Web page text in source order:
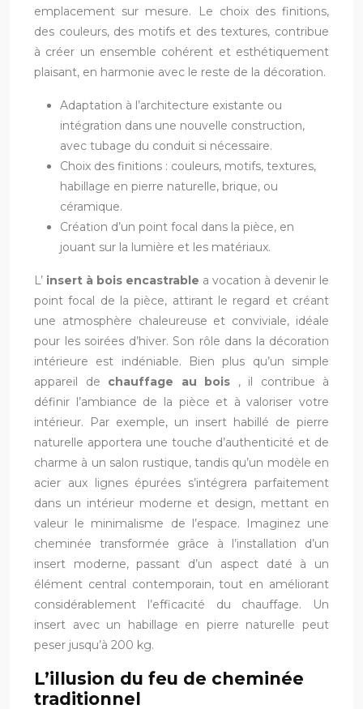
emplacement sur mesure. Le choix des finitions,
des couleurs, des motifs et des textures, contribue
à créer un ensemble cohérent et esthétiquement
plaisant, en harmonie avec le reste de la décoration.
Adaptation à l’architecture existante ou
intégration dans une nouvelle construction,
avec tubage du conduit si nécessaire.
Choix des finitions : couleurs, motifs, textures,
habillage en pierre naturelle, brique, ou
céramique.
Création d’un point focal dans la pièce, en
jouant sur la lumière et les matériaux.
L’ insert à bois encastrable a vocation à devenir le
point focal de la pièce, attirant le regard et créant
une atmosphère chaleureuse et conviviale, idéale
pour les soirées d’hiver. Son rôle dans la décoration
intérieure est indéniable. Bien plus qu’un simple
appareil de chauffage au bois , il contribue à
définir l’ambiance de la pièce et à valoriser votre
intérieur. Par exemple, un insert habillé de pierre
naturelle apportera une touche d’authenticité et de
charme à un salon rustique, tandis qu’un modèle en
acier aux lignes épurées s’intégrera parfaitement
dans un intérieur moderne et design, mettant en
valeur le minimalisme de l’espace. Imaginez une
cheminée transformée grâce à l’installation d’un
insert moderne, passant d’un aspect daté à un
élément central contemporain, tout en améliorant
considérablement l’efficacité du chauffage. Un
insert avec un habillage en pierre naturelle peut
peser jusqu’à 200 kg.
L’illusion du feu de cheminée
traditionnel